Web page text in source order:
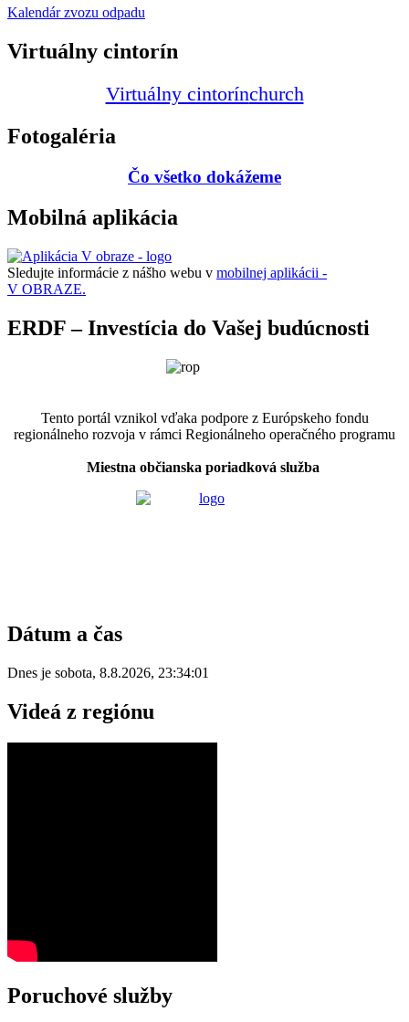
Kalendár zvozu odpadu
Virtuálny cintorín
Virtuálny cintorínchurch
Fotogaléria
Čo všetko dokážeme
Mobilná aplikácia
Sledujte informácie z nášho webu v mobilnej aplikácii -
V OBRAZE.
ERDF – Investícia do Vašej budúcnosti
Tento portál vznikol vďaka podpore z Európskeho fondu
regionálneho rozvoja v rámci Regionálneho operačného programu
Miestna občianska poriadková služba
Dátum a čas
Dnes je sobota, 8.8.2026, 23:34:01
Videá z regiónu
Poruchové služby